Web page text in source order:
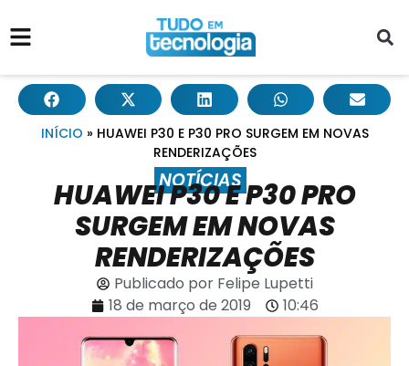
INÍCIO » HUAWEI P30 E P30 PRO SURGEM EM NOVAS
RENDERIZAÇÕES
NOTÍCIAS
HUAWEI P30 E P30 PRO
SURGEM EM NOVAS
RENDERIZAÇÕES
Publicado porFelipe Lupetti
18 de março de 2019
10:46